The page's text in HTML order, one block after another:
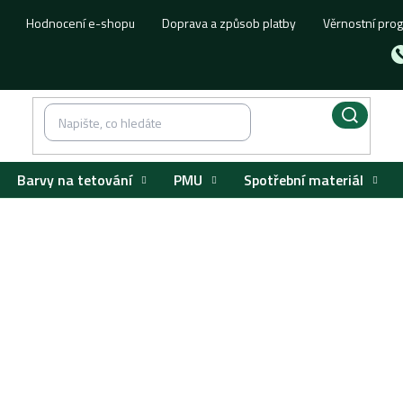
Hodnocení e-shopu Doprava a způsob platby Věrnostní
Barvy na tetování PMU Spotřební materiál